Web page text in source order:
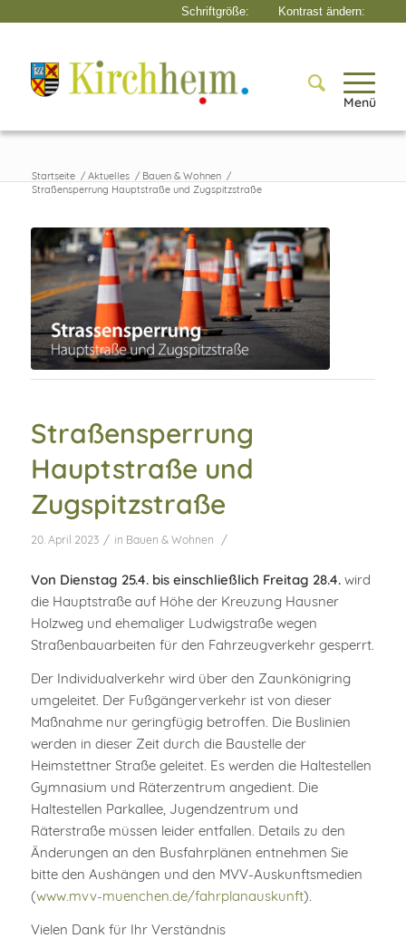
Menü
Startseite / Aktuelles / Bauen & Wohnen /
Straßensperrung Hauptstraße und Zugspitzstraße
Straßensperrung
Hauptstraße und
Zugspitzstraße
20. April 2023 / in Bauen & Wohnen /
Von Dienstag 25.4. bis einschließlich Freitag 28.4.wird
die Hauptstraße auf Höhe der Kreuzung Hausner
Holzweg und ehemaliger Ludwigstraße wegen
Straßenbauarbeiten für den Fahrzeugverkehr gesperrt.
Der Individualverkehr wird über den Zaunkönigring
umgeleitet. Der Fußgängerverkehr ist von dieser
Maßnahme nur geringfügig betroffen. Die Buslinien
werden in dieser Zeit durch die Baustelle der
Heimstettner Straße geleitet. Es werden die Haltestellen
Gymnasium und Räterzentrum angedient. Die
Haltestellen Parkallee, Jugendzentrum und
Räterstraße müssen leider entfallen. Details zu den
Änderungen an den Busfahrplänen entnehmen Sie
bitte den Aushängen und den MVV-Auskunftsmedien
(www.mvv-muenchen.de/fahrplanauskunft).
Vielen Dank für Ihr Verständnis